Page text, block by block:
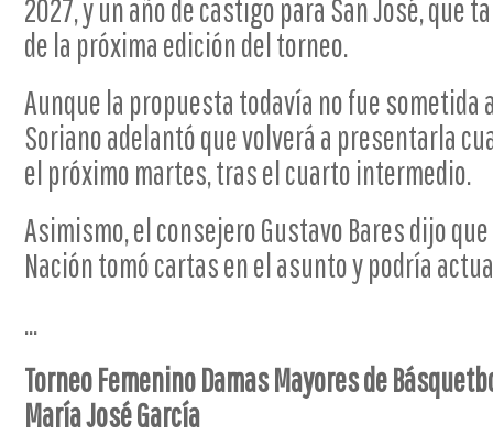
2027, y un año de castigo para San José, que
de la próxima edición del torneo.
Aunque la propuesta todavía no fue sometida
Soriano adelantó que volverá a presentarla
el próximo martes, tras el cuarto intermedio.
Asimismo, el consejero Gustavo Bares dijo
Nación tomó cartas en el asunto y podría
...
Torneo Femenino Damas Mayores de
María José García